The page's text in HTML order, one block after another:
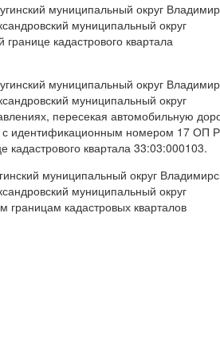
муниципальный округ
муниципальный округ
кадастрового квартала
муниципальный округ
муниципальный округ
пересекая автомобильную
с идентификационным номером 17 ОП
квартала 33:03:000103.
муниципальный округ
муниципальный округ
границам кадастровых кварталов